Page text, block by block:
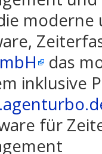
moderne
das
inklusive
für